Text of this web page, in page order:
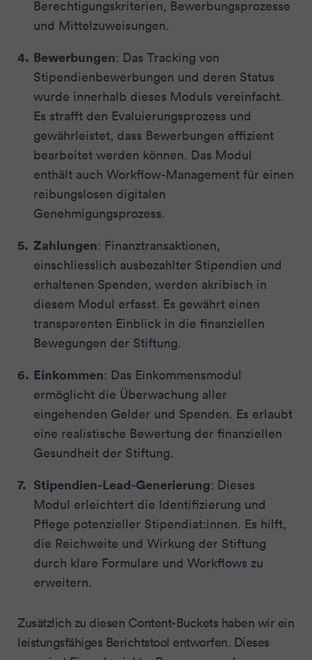
Berechtigungskriterien, Bewerbungsprozesse
und Mittelzuweisungen.
Bewerbungen: Das Tracking von
Stipendienbewerbungen und deren Status
wurde innerhalb dieses Moduls vereinfacht.
Es strafft den Evaluierungsprozess und
gewährleistet, dass Bewerbungen effizient
bearbeitet werden können. Das Modul
enthält auch Workflow-Management für einen
reibungslosen digitalen
Genehmigungsprozess.
Zahlungen: Finanztransaktionen,
einschliesslich ausbezahlter Stipendien und
erhaltenen Spenden, werden akribisch in
diesem Modul erfasst. Es gewährt einen
transparenten Einblick in die finanziellen
Bewegungen der Stiftung.
Einkommen: Das Einkommensmodul
ermöglicht die Überwachung aller
eingehenden Gelder und Spenden. Es erlaubt
eine realistische Bewertung der finanziellen
Gesundheit der Stiftung.
Stipendien-Lead-Generierung: Dieses
Modul erleichtert die Identifizierung und
Pflege potenzieller Stipendiat:innen. Es hilft,
die Reichweite und Wirkung der Stiftung
durch klare Formulare und Workflows zu
erweitern.
Zusätzlich zu diesen Content-Buckets haben wir ein
leistungsfähiges Berichtstool entworfen. Dieses